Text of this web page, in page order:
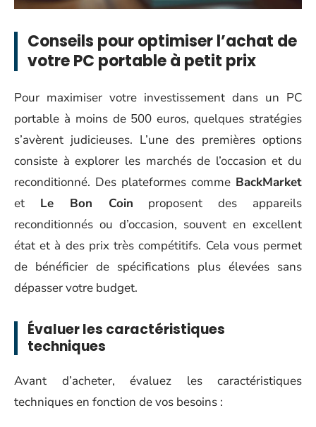
Conseils pour optimiser l’achat de
votre PC portable à petit prix
Pour maximiser votre investissement dans un PC
portable à moins de 500 euros, quelques stratégies
s’avèrent judicieuses. L’une des premières options
consiste à explorer les marchés de l’occasion et du
reconditionné. Des plateformes comme BackMarket
et Le Bon Coin proposent des appareils
reconditionnés ou d’occasion, souvent en excellent
état et à des prix très compétitifs. Cela vous permet
de bénéficier de spécifications plus élevées sans
dépasser votre budget.
Évaluer les caractéristiques
techniques
Avant d’acheter, évaluez les caractéristiques
techniques en fonction de vos besoins :